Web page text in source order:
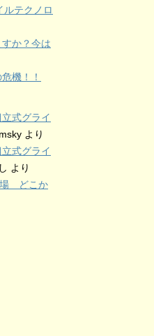
ルテクノロ
か？今は
機！！
式グライ
より
式グライ
より
どこか